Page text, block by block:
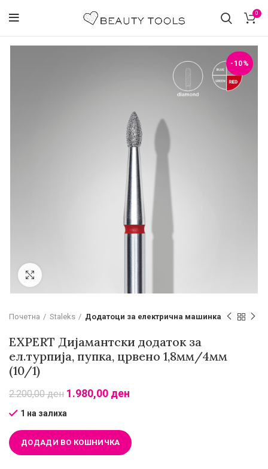
0
-10%
Почетна Staleks Додатоци за електрична машинка
EXPERT Дијамантски додаток за
ел.турпија, пупка, црвено 1,8мм/4мм
(10/1)
2.200,00ден 1.980,00 ден
1 на залиха
ДОДАДИ ВО КОШНИЧКА